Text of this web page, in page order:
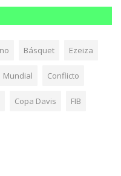
Básquet Ezeiza
Mundial Conflicto
Copa Davis FIB